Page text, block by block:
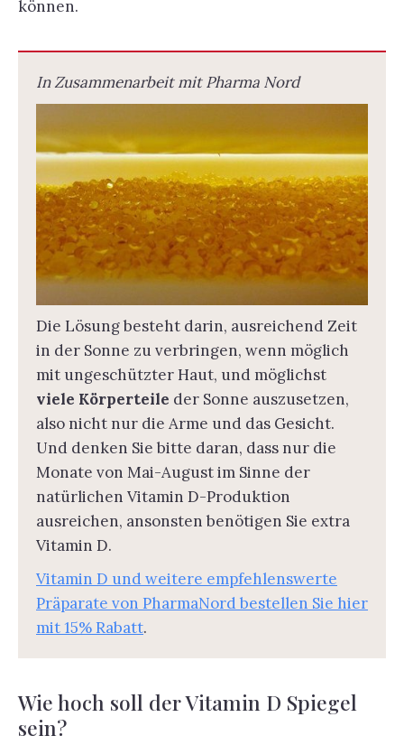
können.
In Zusammenarbeit mit Pharma Nord
Die Lösung besteht darin, ausreichend Zeit
in der Sonne zu verbringen, wenn möglich
mit ungeschützter Haut, und möglichst
viele Körperteile der Sonne auszusetzen,
also nicht nur die Arme und das Gesicht.
Und denken Sie bitte daran, dass nur die
Monate von Mai-August im Sinne der
natürlichen Vitamin D-Produktion
ausreichen, ansonsten benötigen Sie extra
Vitamin D.
Vitamin D und weitere empfehlenswerte
Präparate von PharmaNord bestellen Sie hier
mit 15% Rabatt.
Wie hoch soll der Vitamin D Spiegel
sein?